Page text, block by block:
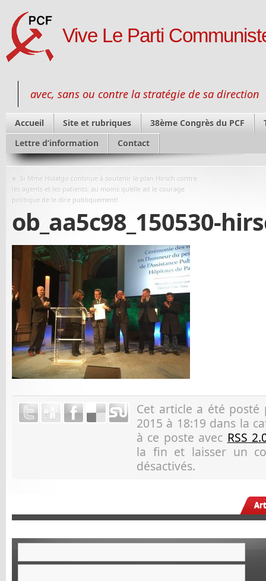
Vive Le Parti
avec, sans ou contre la stratégie de sa direction
Accueil Site et rubriques 38ème Congrès du PCF
Lettre d’information
Contact
« Si Mme Hidalgo continue à soutenir le plan Hirsch contre
les agents et les patients: au moins qu’elle ait le courage
politique de le dire publiquement!
ob_aa5c98_150530-
Cet article a été
2015 à 18:19 dans la
à ce poste avec RSS
la fin et laisser un
désactivés.